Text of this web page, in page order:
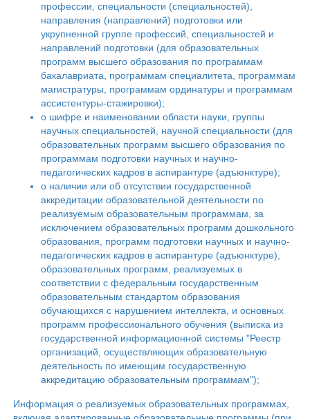
профессии, специальности (специальностей),
направления (направлений) подготовки или
укрупненной группе профессий, специальностей и
направлений подготовки (для образовательных
программ высшего образования по программам
бакалавриата, программам специалитета, программам
магистратуры, программам ординатуры и программам
ассистентуры-стажировки);
о шифре и наименовании области науки, группы
научных специальностей, научной специальности (для
образовательных программ высшего образования по
программам подготовки научных и научно-
педагогических кадров в аспирантуре (адъюнктуре);
о наличии или об отсутствии государственной
аккредитации образовательной деятельности по
реализуемым образовательным программам, за
исключением образовательных программ дошкольного
образования, программ подготовки научных и научно-
педагогических кадров в аспирантуре (адъюнктуре),
образовательных программ, реализуемых в
соответствии с федеральным государственным
образовательным стандартом образования
обучающихся с нарушением интеллекта, и основных
программ профессионального обучения (выписка из
государственной информационной системы "Реестр
организаций, осуществляющих образовательную
деятельность по имеющим государственную
аккредитацию образовательным программам");
Информация о реализуемых образовательных программах,